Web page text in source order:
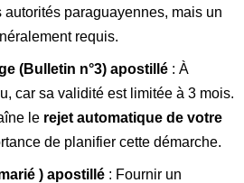
paraguayennes, mais un
requis.
(Bulletin n°3) apostillé : À
car sa validité est limitée à 3 mois.
le rejet automatique de votre
de planifier cette démarche.
) apostillé: Fournir un